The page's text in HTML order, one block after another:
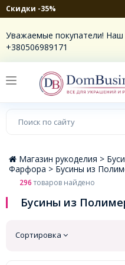
Скидки -35%
Уважаемые покупатели! Наш
+380506989171
Магазин рукоделия >
Фарфора > Бусины из
296товаров найдено
Бусины из
Сортировка